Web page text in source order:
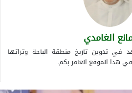
الغامدي
في تدوين تاريخ منطقة الباحة وتراثها
هذا الموقع العامر بكم.